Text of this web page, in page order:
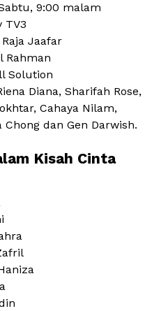
9:00 malam
TV3
Raja Jaafar
Rahman
Solution
Diana, Sharifah Rose,
Cahaya Nilam,
dan Gen Darwish.
Kisah Cinta